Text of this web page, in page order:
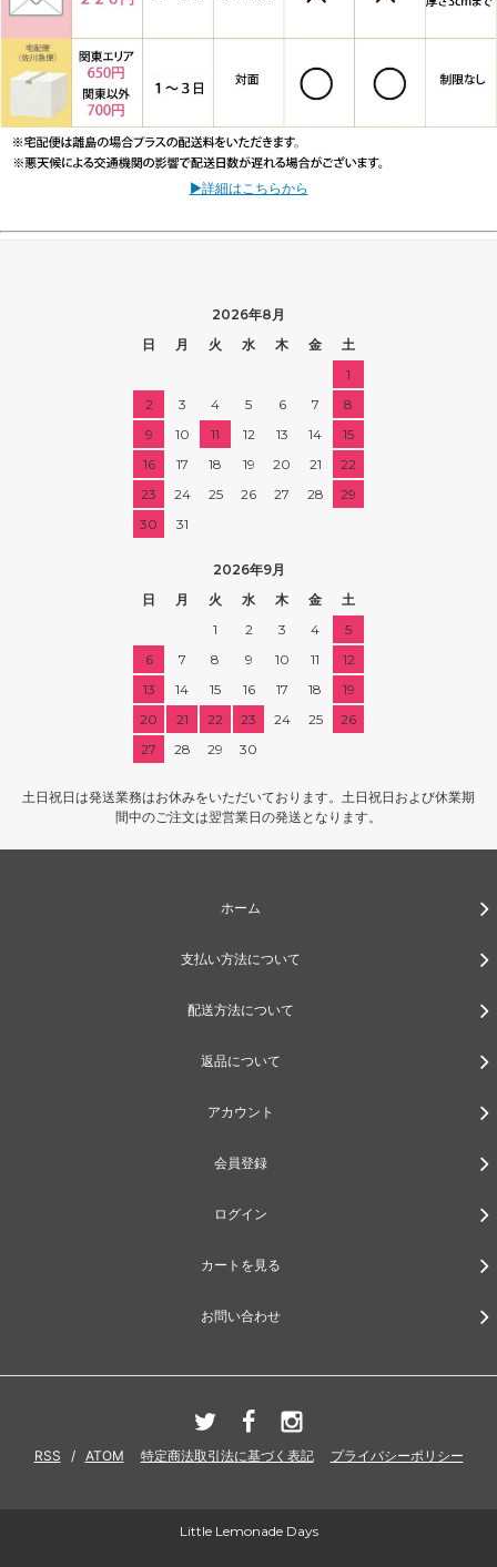
▶詳細はこちらから
2026年8月
日
月 火 水 木 金
土
1
2
3 4 5 6 7
8
9
10 11 12 13 14
15
16
17 18 19 20 21
22
23
24 25 26 27 28
29
30
31
2026年9月
日
月 火 水 木 金
土
1
2 3 4
5
6
7 8 9 10 11
12
13
14 15 16 17 18
19
20
21 22 23 24 25
26
27
28 29 30
土日祝日は発送業務はお休みをいただいております。土日祝日および休業期
間中のご注文は翌営業日の発送となります。
ホーム
支払い方法について
配送方法について
返品について
アカウント
会員登録
ログイン
カートを見る
お問い合わせ
RSS / ATOM 特定商法取引法に基づく表記 プライバシーポリシー
Little Lemonade Days